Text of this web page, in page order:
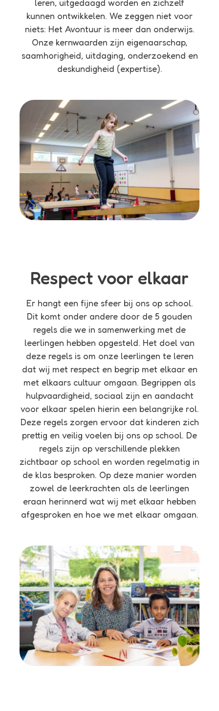
leren, uitgedaagd worden en zichzelf
kunnen ontwikkelen. We zeggen niet voor
niets: Het Avontuur is meer dan onderwijs.
Onze kernwaarden zijn eigenaarschap,
saamhorigheid, uitdaging, onderzoekend en
deskundigheid (expertise).
Respect voor elkaar
Er hangt een fijne sfeer bij ons op school.
Dit komt onder andere door de 5 gouden
regels die we in samenwerking met de
leerlingen hebben opgesteld. Het doel van
deze regels is om onze leerlingen te leren
dat wij met respect en begrip met elkaar en
met elkaars cultuur omgaan. Begrippen als
hulpvaardigheid, sociaal zijn en aandacht
voor elkaar spelen hierin een belangrijke rol.
Deze regels zorgen ervoor dat kinderen zich
prettig en veilig voelen bij ons op school. De
regels zijn op verschillende plekken
zichtbaar op school en worden regelmatig in
de klas besproken. Op deze manier worden
zowel de leerkrachten als de leerlingen
eraan herinnerd wat wij met elkaar hebben
afgesproken en hoe we met elkaar omgaan.